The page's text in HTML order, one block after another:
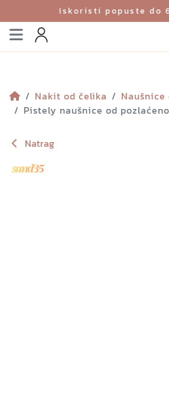
Iskoristi popuste do
Izbornik
Profil
Nakit od čelika
Pistely naušnice od
Natrag